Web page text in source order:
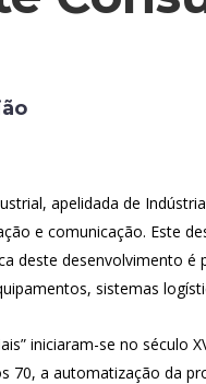
apelidada de
e comunicação. Este
deste desenvolvimento é
sistemas
iniciaram-se no século
70, a automatização da